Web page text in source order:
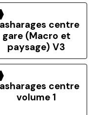
centre
gare (Macro et
paysage) V3
centre
volume 1